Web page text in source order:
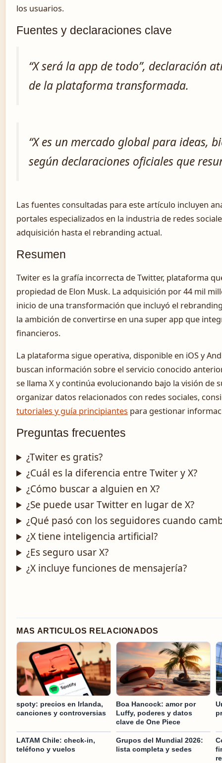
los usuarios.
Fuentes y declaraciones clave
“X será la app de todo”, declaración
de la plataforma transformada.
“X es un mercado global para ideas,
según declaraciones oficiales que
Las fuentes consultadas para este artículo incluyen
portales especializados en la industria de redes
adquisición hasta el rebranding actual.
Resumen
Twiter es la grafía incorrecta de Twitter, plataforma
propiedad de Elon Musk. La adquisición por 44 mil
inicio de una transformación que incluyó el
la ambición de convertirse en una super app que
financieros.
La plataforma sigue operativa, disponible en iOS y
buscan información sobre el servicio conocido
se llama X y continúa evolucionando bajo la visión de
organizar datos relacionados con redes sociales,
tutoriales y guía principiantes para gestionar
Preguntas frecuentes
¿Twiter es gratis?
¿Cuál es la diferencia entre Twiter y X?
¿Cómo buscar a alguien en X?
¿Se puede usar Twitter en lugar de X?
¿Qué pasó con los seguidores cuando
¿X tiene inteligencia artificial?
¿Es seguro usar X?
¿X incluye funciones de mensajería?
MAS ARTICULOS RELACIONADOS
spoty: precios en Irlanda,
canciones y controversias
Boa Hancock: amor por
Luffy, poderes y datos
clave de One Piece
LATAM Chile: check-in,
teléfono y vuelos
Grupos del Mundial 2026:
lista completa y sedes